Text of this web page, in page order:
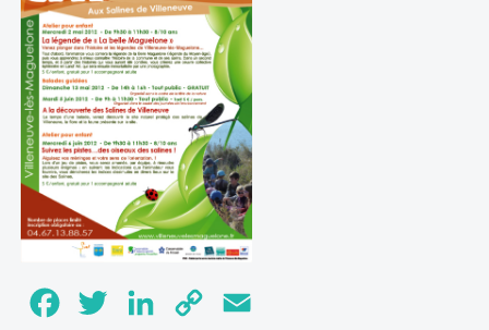
FacebookTwitter LinkedInCopy